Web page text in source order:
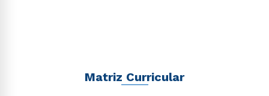
Matriz Curricular